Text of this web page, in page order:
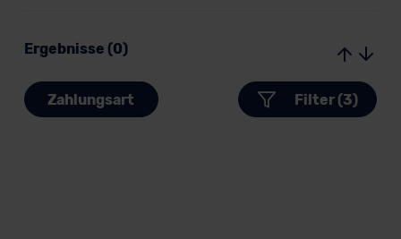
Ergebnisse (0)
Zahlungsart Filter (3)